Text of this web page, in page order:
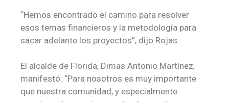
“Hemos encontrado el camino para resolver
esos temas financieros y la metodología para
sacar adelante los proyectos”, dijo Rojas.
El alcalde de Florida, Dimas Antonio Martínez,
manifestó: “Para nosotros es muy importante
que nuestra comunidad, y especialmente